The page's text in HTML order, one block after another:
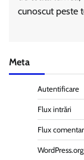
cunoscut peste
Meta
Autentificare
Flux intrări
Flux
WordPress.org